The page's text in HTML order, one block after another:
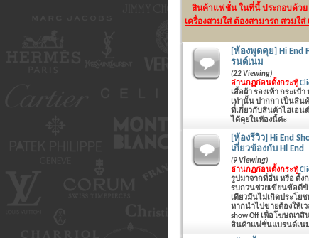
สินค้าแฟชั่น ในที่นี้ ประกอบด้วย
เครื่องสวมใส่ ต้องสามารถ สวมใ
[ห้องพูดคุย] Hi End
รนด์เนม
(22 Viewing)
อ่านกฏก่อนตั้งกระทู้
เสื้อผ้า รองเท้า กระเป๋
เท่านั้น ปากกา เป็นสิ
ที่เกี่ยวกับสินค้าไฮเอน
ได้คุยในห้องนี้ค่ะ
[ห้องรีวิว] Hi End
เกี่ยวข้องกับ Hi End
(9 Viewing)
อ่านกฏก่อนตั้งกระทู้
รูปมาจากที่อื่น หรือ ตั้งก
รบกวนช่วยเขียนข้อดีข้
เดียวมันไม่เกิดประโย
หากนำไปขายต้องให้เ
show Off เพื่อโฆษณาสิ
สินค้าแฟชั่นแบรนด์เนม